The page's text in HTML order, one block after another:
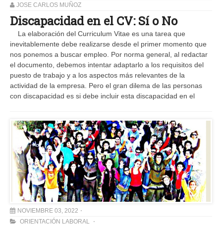
JOSE CARLOS MUÑOZ
Discapacidad en el CV: Sí o No
La elaboración del Curriculum Vitae es una tarea que
inevitablemente debe realizarse desde el primer momento que
nos ponemos a buscar empleo. Por norma general, al redactar
el documento, debemos intentar adaptarlo a los requisitos del
puesto de trabajo y a los aspectos más relevantes de la
actividad de la empresa. Pero el gran dilema de las personas
con discapacidad es si debe incluir esta discapacidad en el
NOVIEMBRE 03, 2022
ORIENTACIÓN LABORAL